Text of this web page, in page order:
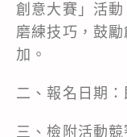
創意大賽」活
磨練技巧，鼓
加。
二、報名日期
三、檢附活動